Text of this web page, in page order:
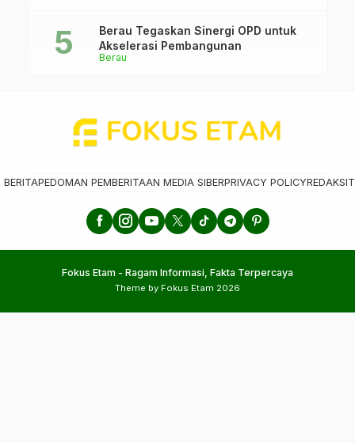
Berau
Berau Tegaskan Sinergi OPD untuk
Akselerasi Pembangunan
BERITAPEDOMAN PEMBERITAAN MEDIA SIBERPRIVACY POLICYREDAKSI
Fokus Etam - Ragam Informasi, Fakta Terpercaya
Theme by Fokus Etam 2026